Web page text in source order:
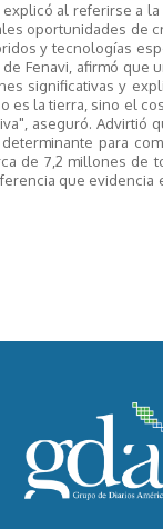
al referirse a
oportunidades de
y tecnologías
Fenavi, afirmó que
significativas y
es la tierra, sino el
aseguró. Advirtió
para
de 7,2 millones de
que evidencia